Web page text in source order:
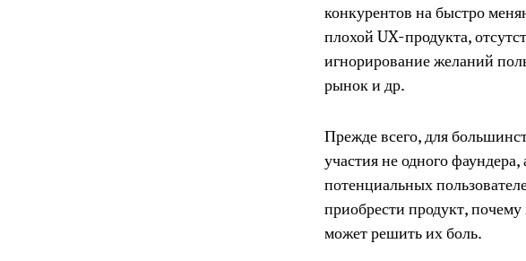
конкурентов на быстро
плохой UX-продукта,
игнорирование желаний
рынок и др.
Прежде всего, для
участия не одного
потенциальных
приобрести продукт, почему
может решить их боль.